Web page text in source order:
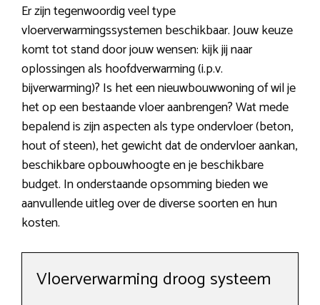
Er zijn tegenwoordig veel type
vloerverwarmingssystemen beschikbaar. Jouw keuze
komt tot stand door jouw wensen: kijk jij naar
oplossingen als hoofdverwarming (i.p.v.
bijverwarming)? Is het een nieuwbouwwoning of wil je
het op een bestaande vloer aanbrengen? Wat mede
bepalend is zijn aspecten als type ondervloer (beton,
hout of steen), het gewicht dat de ondervloer aankan,
beschikbare opbouwhoogte en je beschikbare
budget. In onderstaande opsomming bieden we
aanvullende uitleg over de diverse soorten en hun
kosten.
Vloerverwarming droog systeem